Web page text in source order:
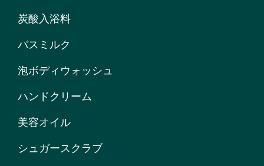
炭酸入浴料
バスミルク
泡ボディウォッシュ
ハンドクリーム
美容オイル
シュガースクラブ